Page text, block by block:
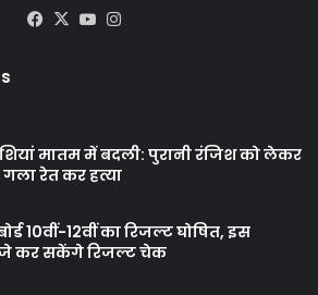
Facebook
X YouTube
मातम में बदली: पुरानी रंजिश को लेकर
रेत कर हत्या
10वीं-12वीं का रिजल्ट घोषित, इस
कर सकेंगे रिजल्ट चेक